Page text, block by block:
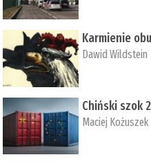
Karmienie
Dawid Wildstein
Chiński szok
Maciej Kożuszek